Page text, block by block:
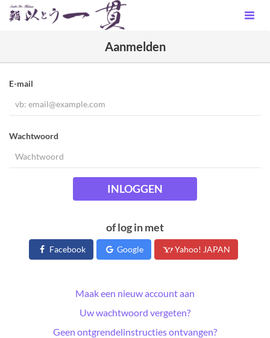
Aanmelden
E-mail
Wachtwoord
INLOGGEN
of log in met
Facebook Google Yahoo! JAPAN
Maak een nieuw account aan
Uw wachtwoord vergeten?
Geen ontgrendelinstructies ontvangen?